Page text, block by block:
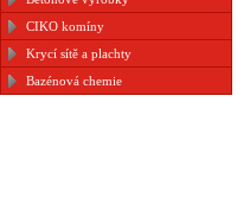
CIKO komíny
Krycí sítě a plachty
Bazénová chemie